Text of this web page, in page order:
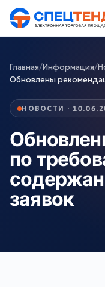
Главная/Информация/
Обновлены
НОВОСТИ ·
по
заявок